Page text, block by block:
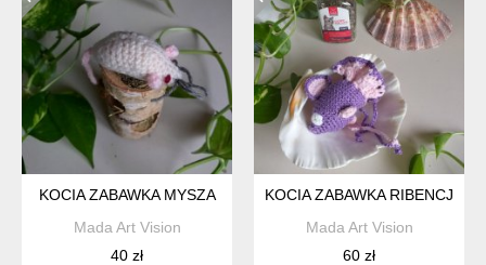
KOCIA ZABAWKA MYSZA
Mada Art Vision
40 zł
KOCIA ZABAWKA RIBENCJA
Mada Art Vision
60 zł